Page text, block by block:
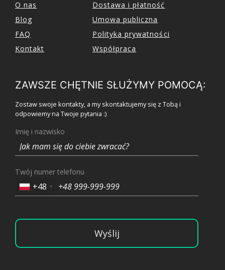
O nas
Blog
FAQ
Kontakt
Dostawa i płatność
Umowa publiczna
Polityka prywatności
Współpraca
ZAWSZE CHĘTNIE SŁUŻYMY POMOCĄ:
Zostaw swoje kontakty, a my skontaktujemy się z Tobą i
odpowiemy na Twoje pytania :)
Imię i nazwisko
Twój numer telefonu
+48
Wyślij